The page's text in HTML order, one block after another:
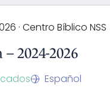
· Centro Bíblico NSS
2024-2026
Español